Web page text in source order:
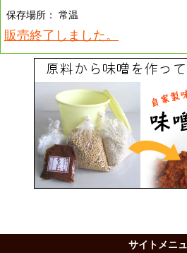
保存場所：
常温
販売終了しました。
サイトメニ